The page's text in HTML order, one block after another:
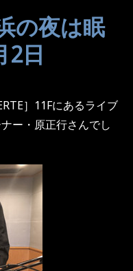
の夜は眠
2日
］11Fにあるライブ
ー・原正行さんでし